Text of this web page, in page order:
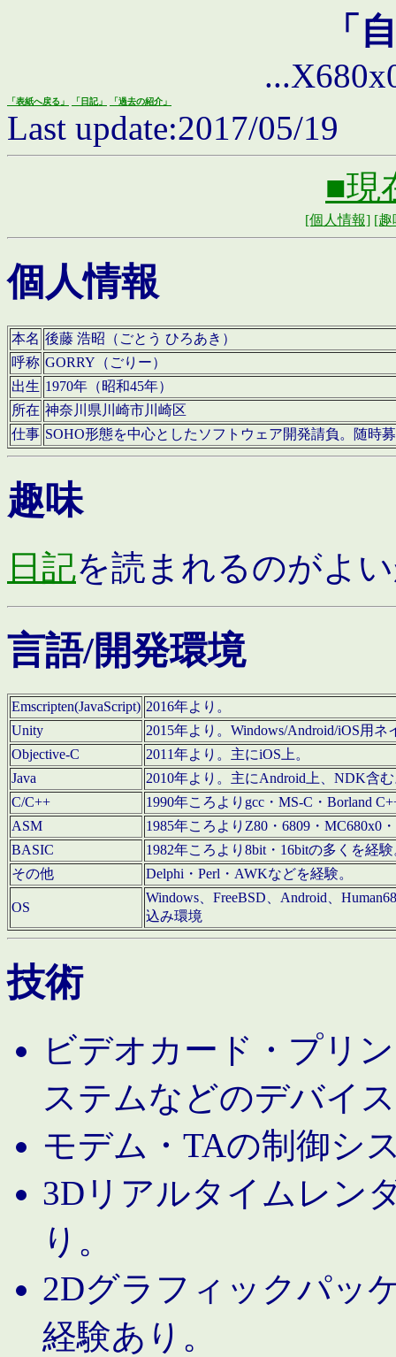
「
「表紙へ戻る」 「日記」 「過去の紹介」
Last update:2017/05/19
■現
[個人情報] [趣
個人情報
本名 後藤 浩昭（ごとう ひろあき）
呼称 GORRY（ごりー）
出生 1970年（昭和45年）
所在 神奈川県川崎市川崎区
仕事 SOHO形態を中心としたソフトウェア開発請負。随時
趣味
日記を読まれるのがよ
言語/開発環境
Emscripten(JavaScript) 2016年より。
Unity
2015年より。Windows/Android/iOS用
Objective-C
2011年より。主にiOS上。
Java
2010年より。主にAndroid上、NDK含
C/C++
1990年ころよりgcc・MS-C・Borland
ASM
1985年ころよりZ80・6809・MC680x0
BASIC
1982年ころより8bit・16bitの多くを経
その他
Delphi・Perl・AWKなどを経験。
OS
Windows、FreeBSD、Android、
込み環境
技術
ビデオカード・プリ
ステムなどのデバイ
モデム・TAの制御シ
3Dリアルタイムレン
り。
2Dグラフィックパッ
経験あり。